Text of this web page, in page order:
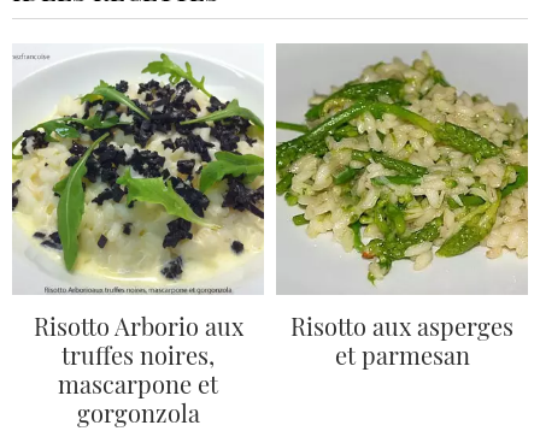
Risotto Arborio aux
truffes noires,
mascarpone et
gorgonzola
Risotto aux asperges
et parmesan